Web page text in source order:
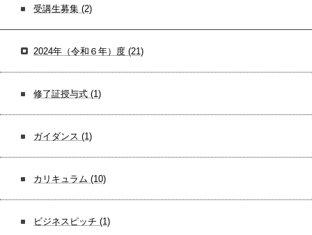
受講生募集 (2)
2024年（令和６年）度 (21)
修了証授与式 (1)
ガイダンス (1)
カリキュラム (10)
ビジネスピッチ (1)